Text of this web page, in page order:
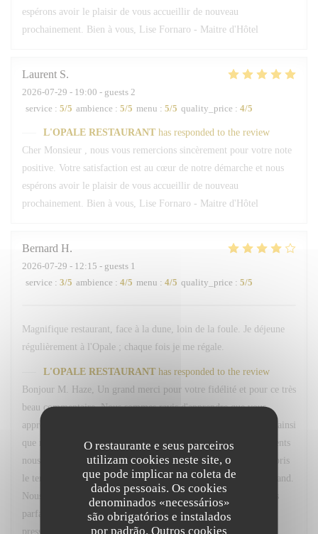
O restaurante e seus parceiros
utilizam cookies neste site, o
que pode implicar na coleta de
dados pessoais. Os cookies
denominados «necessários»
são obrigatórios e instalados
por padrão. Outros cookies
espérons avoir le plaisir de vous accueillir de nouveau
prochainement. Bien à vous, Lise Fornaro - Maitre d'Hôtel
Laurent S
2026-07-29 - 19:00 - guests 2
service : 5/5 ambience : 5/5 menu : 5/5 quality_price : 4/5
L'OPALE RESTAURANT has responded to the review
Cher Monsieur , nous vous remercions sincèrement pour votre note
positive. Votre satisfaction est au cœur de notre démarche et nous
espérons avoir le plaisir de vous accueillir de nouveau
prochainement. Bien à vous, Lise Fornaro - Maitre d'Hôtel
Bernard H
2026-07-29 - 12:15 - guests 1
service : 3/5 ambience : 4/5 menu : 4/5 quality_price : 5/5
Magnifique restaurant, face à la dune, loin de la foule. Je déjeune
régulièrement à l'Opale ; chaque fois je me régale.
L'OPALE RESTAURANT has responded to the review
Bonjour M. Haze, Un grand merci pour votre fidélité et pour ce très
beau commentaire. Nous sommes ravis d'apprendre que vous
appréciez régulièrement notre restaurant, son cadre, l'ambiance ainsi
que notre menu du marché. Votre confiance et vos encouragements
nous font très plaisir. Nous vous remercions également d'avoir pris
le temps de nous signaler le retard concernant votre café gourmand.
Nous sommes sincèrement désolés pour cet oubli et comprenons
parfaitement la gêne occasionnée, d'autant plus que vous étiez
pressé. Nous sommes toutefois heureux d'avoir pu réagir